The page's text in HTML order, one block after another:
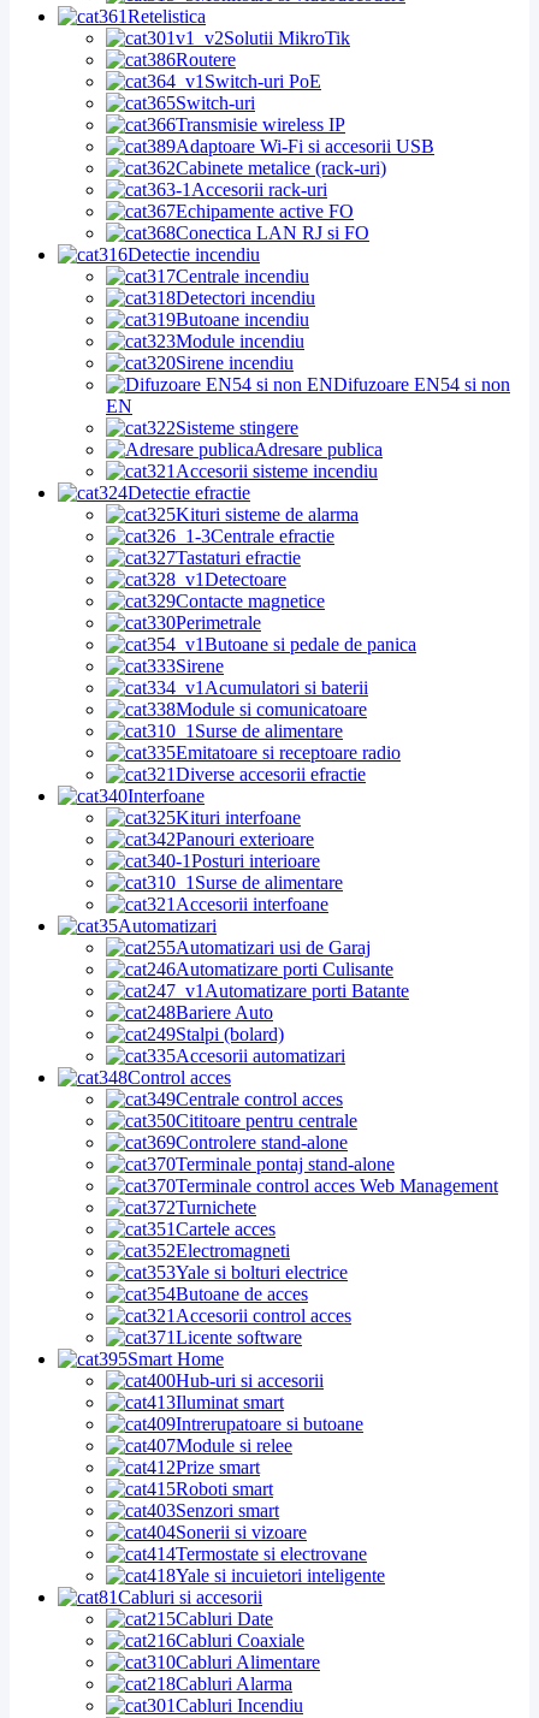
Retelistica
Solutii MikroTik
Routere
Switch-uri PoE
Switch-uri
Transmisie wireless IP
Adaptoare Wi-Fi si accesorii USB
Cabinete metalice (rack-uri)
Accesorii rack-uri
Echipamente active FO
Conectica LAN RJ si FO
Detectie incendiu
Centrale incendiu
Detectori incendiu
Butoane incendiu
Module incendiu
Sirene incendiu
Difuzoare EN54 si non
EN
Sisteme stingere
Adresare publica
Accesorii sisteme incendiu
Detectie efractie
Kituri sisteme de alarma
Centrale efractie
Tastaturi efractie
Detectoare
Contacte magnetice
Perimetrale
Butoane si pedale de panica
Sirene
Acumulatori si baterii
Module si comunicatoare
Surse de alimentare
Emitatoare si receptoare radio
Diverse accesorii efractie
Interfoane
Kituri interfoane
Panouri exterioare
Posturi interioare
Surse de alimentare
Accesorii interfoane
Automatizari
Automatizari usi de Garaj
Automatizare porti Culisante
Automatizare porti Batante
Bariere Auto
Stalpi (bolard)
Accesorii automatizari
Control acces
Centrale control acces
Cititoare pentru centrale
Controlere stand-alone
Terminale pontaj stand-alone
Terminale control acces Web Management
Turnichete
Cartele acces
Electromagneti
Yale si bolturi electrice
Butoane de acces
Accesorii control acces
Licente software
Smart Home
Hub-uri si accesorii
Iluminat smart
Intrerupatoare si butoane
Module si relee
Prize smart
Roboti smart
Senzori smart
Sonerii si vizoare
Termostate si electrovane
Yale si incuietori inteligente
Cabluri si accesorii
Cabluri Date
Cabluri Coaxiale
Cabluri Alimentare
Cabluri Alarma
Cabluri Incendiu